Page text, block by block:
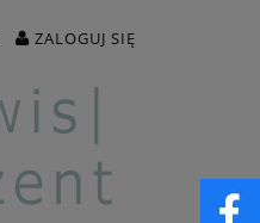
ZALOGUJ SIĘ